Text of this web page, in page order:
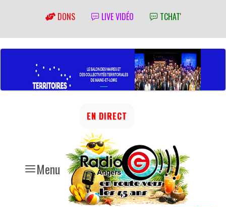
DONS LIVE VIDÉO TCHAT'
Menu
EN DIRECT